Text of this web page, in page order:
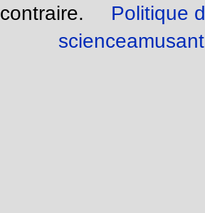
contraire.
Politique